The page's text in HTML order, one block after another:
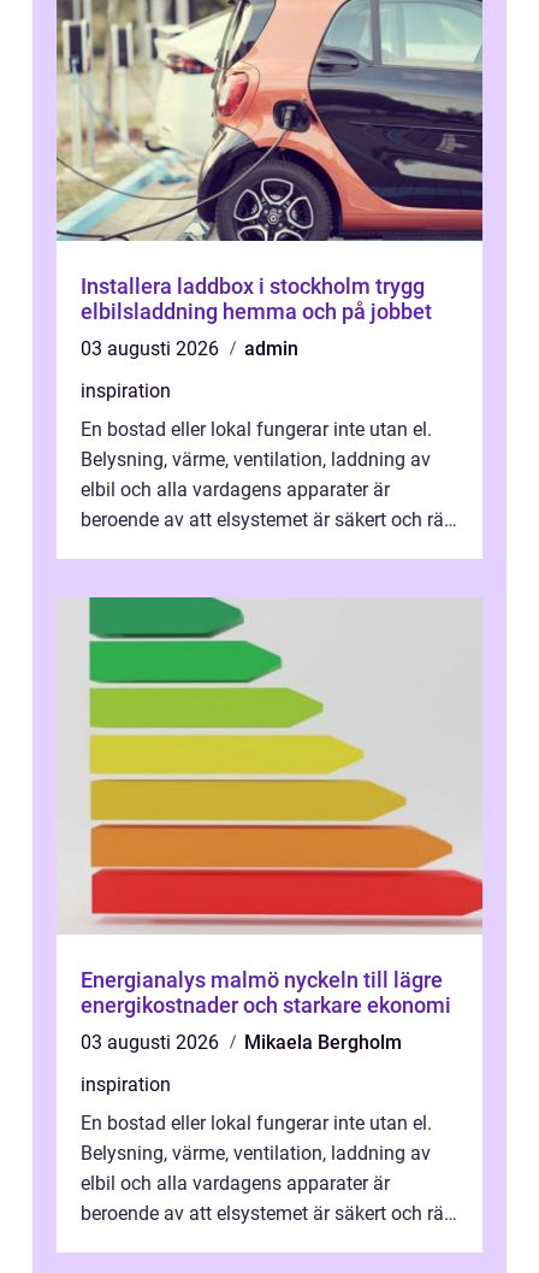
Installera laddbox i stockholm trygg
elbilsladdning hemma och på jobbet
03 augusti 2026
admin
inspiration
En bostad eller lokal fungerar inte utan el.
Belysning, värme, ventilation, laddning av
elbil och alla vardagens apparater är
beroende av att elsystemet är säkert och rätt
Energianalys malmö nyckeln till lägre
energikostnader och starkare ekonomi
03 augusti 2026
Mikaela Bergholm
inspiration
En bostad eller lokal fungerar inte utan el.
Belysning, värme, ventilation, laddning av
elbil och alla vardagens apparater är
beroende av att elsystemet är säkert och rätt